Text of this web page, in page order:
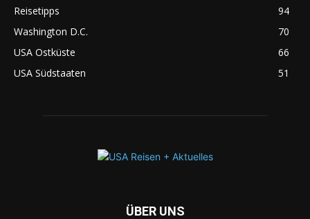
Reisetipps
94
Washington D.C.
70
USA Ostküste
66
USA Südstaaten
51
ÜBER UNS